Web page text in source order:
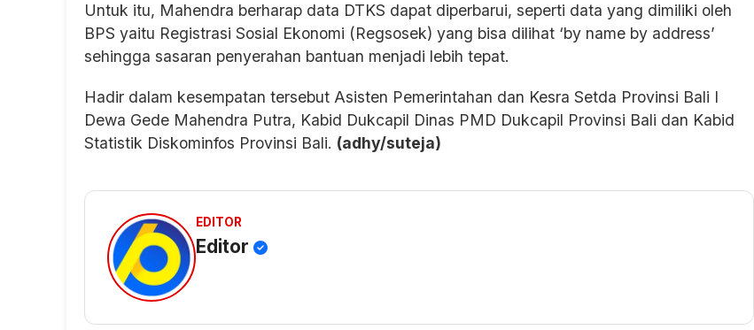
Untuk itu, Mahendra berharap data DTKS dapat diperbarui, seperti data yang dimiliki oleh
BPS yaitu Registrasi Sosial Ekonomi (Regsosek) yang bisa dilihat ‘by name by address’
sehingga sasaran penyerahan bantuan menjadi lebih tepat.
Hadir dalam kesempatan tersebut Asisten Pemerintahan dan Kesra Setda Provinsi Bali I
Dewa Gede Mahendra Putra, Kabid Dukcapil Dinas PMD Dukcapil Provinsi Bali dan Kabid
Statistik Diskominfos Provinsi Bali. (adhy/suteja)
EDITOR
Editor